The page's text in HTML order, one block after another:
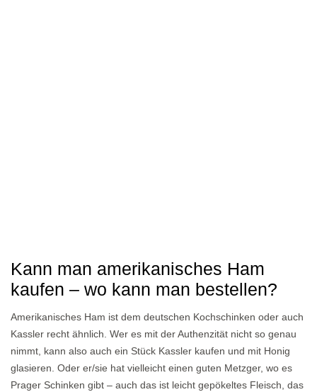
Kann man amerikanisches Ham
kaufen – wo kann man bestellen?
Amerikanisches Ham ist dem deutschen Kochschinken oder auch
Kassler recht ähnlich. Wer es mit der Authenzität nicht so genau
nimmt, kann also auch ein Stück Kassler kaufen und mit Honig
glasieren. Oder er/sie hat vielleicht einen guten Metzger, wo es
Prager Schinken gibt – auch das ist leicht gepökeltes Fleisch, das